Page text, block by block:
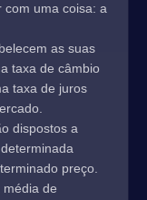
com uma coisa: a
as suas
taxa de câmbio
taxa de juros
dispostos a
preço.
de